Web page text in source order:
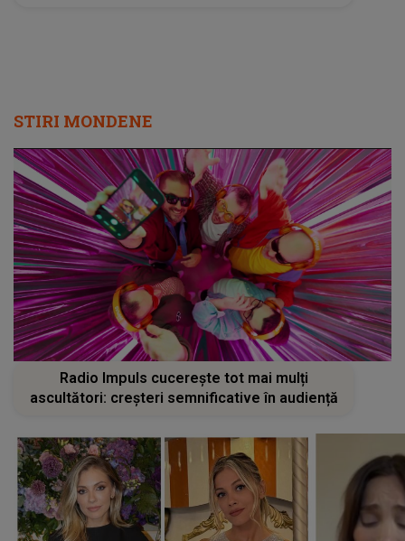
STIRI MONDENE
Radio Impuls cucerește tot mai mulți
ascultători: creșteri semnificative în audiență